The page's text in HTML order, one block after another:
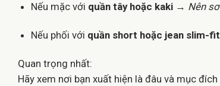
Nếu mặc với quần tây hoặc kaki→ Nên
Nếu phối với quần short hoặc jean slim-fit
Quan trọng nhất:
Hãy xem nơi bạn xuất hiện là đâu và mục